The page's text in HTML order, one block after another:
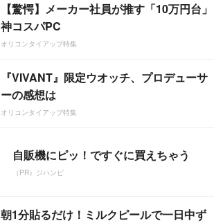
【驚愕】メーカー社員が推す「10万円台」
神コスパPC
オリコンタイアップ特集
『VIVANT』限定ウオッチ、プロデューサ
ーの感想は
オリコンタイアップ特集
自販機にピッ！ですぐに買えちゃう
（PR）ジハンピ
朝1分貼るだけ！ミルクピールで一日中ず